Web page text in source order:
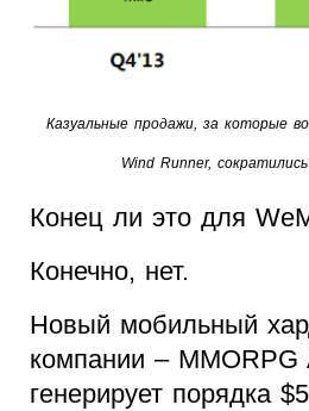
Казуальные продажи, за которые
Wind Runner,
Конец ли это для
Конечно, нет.
Новый мобильный
компании – MMORPG
генерирует порядка